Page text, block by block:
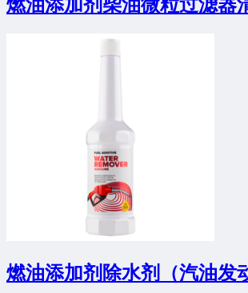
燃油添加剂柴油微粒过滤器
燃油添加剂除水剂（汽油发